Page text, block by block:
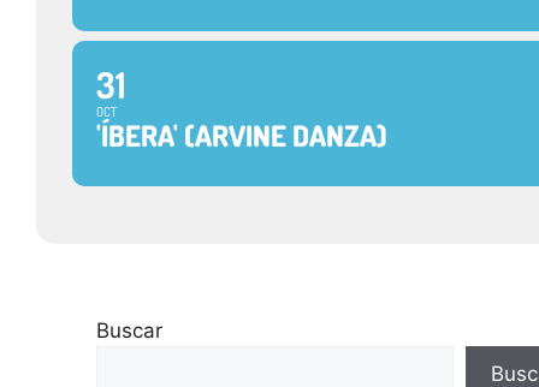
31
OCT
'ÍBERA' (ARVINE DANZA)
Buscar